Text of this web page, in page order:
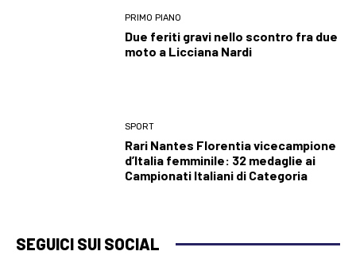
PRIMO PIANO
Due feriti gravi nello scontro fra due
moto a Licciana Nardi
SPORT
Rari Nantes Florentia vicecampione
d’Italia femminile: 32 medaglie ai
Campionati Italiani di Categoria
SEGUICI SUI SOCIAL